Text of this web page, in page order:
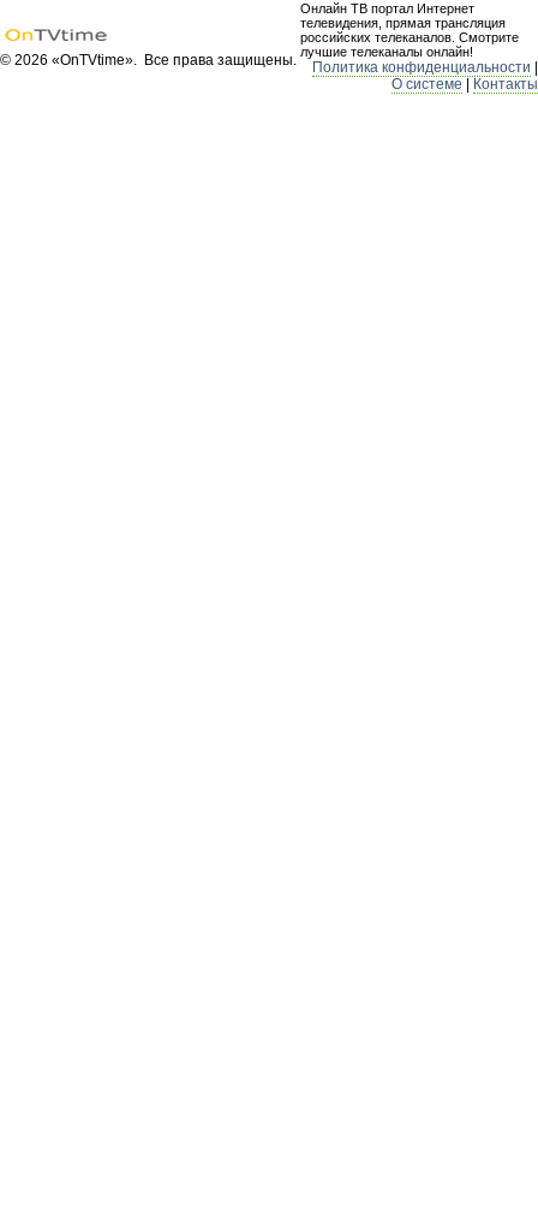
© 2026 «OnTVtime». Все права защищены.
Онлайн ТВ портал Интернет
телевидения, прямая трансляция
российских телеканалов. Смотрите
лучшие телеканалы онлайн!
Политика конфиденциальности
О системе
Контакты